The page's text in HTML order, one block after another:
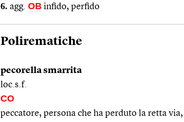
6. agg. OB infido, perfido
Polirematiche
pecorella smarrita
loc.s.f.
CO
peccatore, persona che ha perduto la retta